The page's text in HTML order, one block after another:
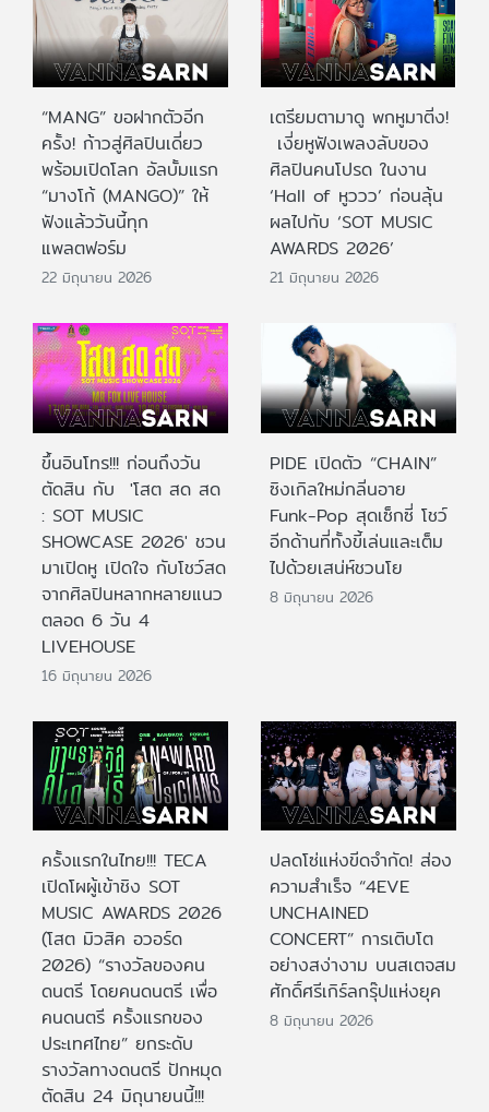
“MANG” ขอฝากตัวอีก
ครั้ง! ก้าวสู่ศิลปินเดี่ยว
พร้อมเปิดโลก อัลบั้มแรก
“มางโก้ (MANGO)” ให้
ฟังแล้ววันนี้ทุก
แพลตฟอร์ม
22 มิถุนายน 2026
เตรียมตามาดู พกหูมาติ่ง!
เงี่ยหูฟังเพลงลับของ
ศิลปินคนโปรด ในงาน
‘Hall of หูววว’ ก่อนลุ้น
ผลไปกับ ‘SOT MUSIC
AWARDS 2026’
21 มิถุนายน 2026
ขึ้นอินโทร!!! ก่อนถึงวัน
ตัดสิน กับ 'โสต สด สด
: SOT MUSIC
SHOWCASE 2026' ชวน
มาเปิดหู เปิดใจ กับโชว์สด
จากศิลปินหลากหลายแนว
ตลอด 6 วัน 4
LIVEHOUSE
16 มิถุนายน 2026
PIDE เปิดตัว “CHAIN”
ซิงเกิลใหม่กลิ่นอาย
Funk-Pop สุดเซ็กซี่ โชว์
อีกด้านที่ทั้งขี้เล่นและเต็ม
ไปด้วยเสน่ห์ชวนโย
8 มิถุนายน 2026
ครั้งแรกในไทย!!! TECA
เปิดโผผู้เข้าชิง SOT
MUSIC AWARDS 2026
(โสต มิวสิค อวอร์ด
2026) “รางวัลของคน
ดนตรี โดยคนดนตรี เพื่อ
คนดนตรี ครั้งแรกของ
ประเทศไทย” ยกระดับ
รางวัลทางดนตรี ปักหมุด
ตัดสิน 24 มิถุนายนนี้!!!
ปลดโซ่แห่งขีดจำกัด! ส่อง
ความสำเร็จ “4EVE
UNCHAINED
CONCERT” การเติบโต
อย่างสง่างาม บนสเตจสม
ศักดิ์ศรีเกิร์ลกรุ๊ปแห่งยุค
8 มิถุนายน 2026